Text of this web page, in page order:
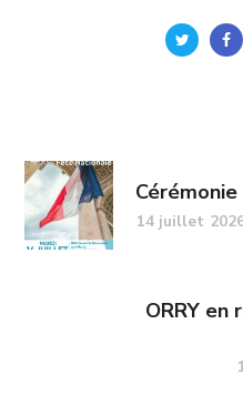
14 juillet
ORRY en